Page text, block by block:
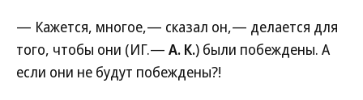
— Кажется, многое,— сказал он,— делается для
того, чтобы они (ИГ.— А. К.) были побеждены. А
если они не будут побеждены?!